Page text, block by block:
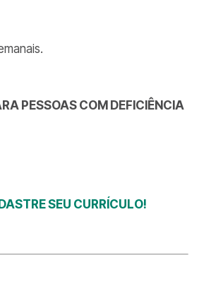
PESSOAS COM DEFICIÊNCIA
SEU CURRÍCULO!